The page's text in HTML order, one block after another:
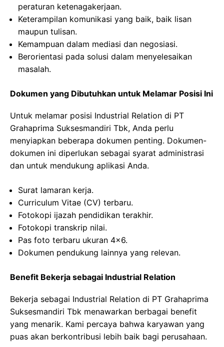
peraturan ketenagakerjaan.
Keterampilan komunikasi yang baik, baik lisan
maupun tulisan.
Kemampuan dalam mediasi dan negosiasi.
Berorientasi pada solusi dalam menyelesaikan
masalah.
Dokumen yang Dibutuhkan untuk Melamar Posisi Ini
Untuk melamar posisi Industrial Relation di PT
Grahaprima Suksesmandiri Tbk, Anda perlu
menyiapkan beberapa dokumen penting. Dokumen-
dokumen ini diperlukan sebagai syarat administrasi
dan untuk mendukung aplikasi Anda.
Surat lamaran kerja.
Curriculum Vitae (CV) terbaru.
Fotokopi ijazah pendidikan terakhir.
Fotokopi transkrip nilai.
Pas foto terbaru ukuran 4×6.
Dokumen pendukung lainnya yang relevan.
Benefit Bekerja sebagai Industrial Relation
Bekerja sebagai Industrial Relation di PT Grahaprima
Suksesmandiri Tbk menawarkan berbagai benefit
yang menarik. Kami percaya bahwa karyawan yang
puas akan berkontribusi lebih baik bagi perusahaan.